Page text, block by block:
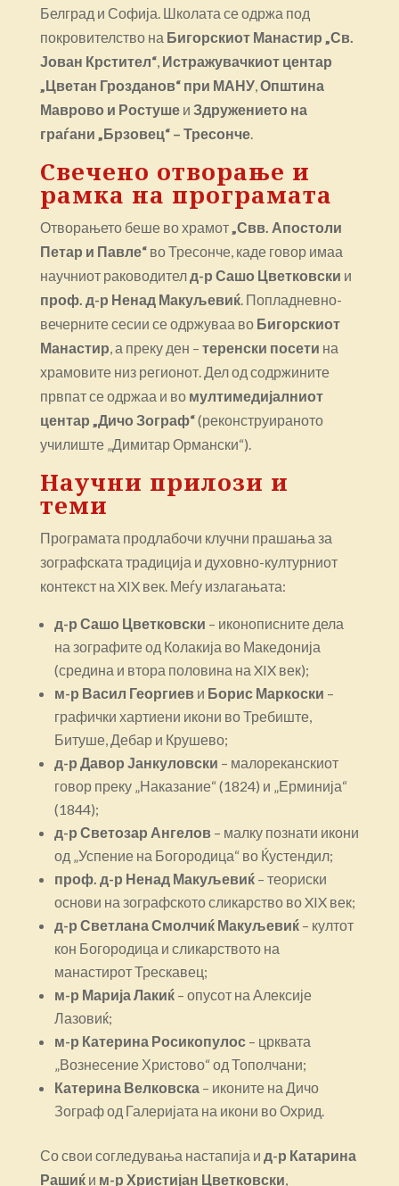
Белград и Софија. Школата се одржа под
покровителство на Бигорскиот Манастир „Св.
Јован Крстител“, Истражувачкиот центар
„Цветан Грозданов“ при МАНУ, Општина
Маврово и Ростушеи Здружението на
граѓани „Брзовец“ – Тресонче.
Свечено отворање и
рамка на програмата
Отворањето беше во храмот „Свв. Апостоли
Петар и Павле“во Тресонче, каде говор имаа
научниот раководител д-р Сашо Цветковски и
проф. д-р Ненад Макуљевиќ. Попладневно-
вечерните сесии се одржуваа во Бигорскиот
Манастир , а преку ден – теренски посети на
храмовите низ регионот. Дел од содржините
првпат се одржаа и во мултимедијалниот
центар „Дичо Зограф“(реконструираното
училиште „Димитар Ормански“).
Научни прилози и
теми
Програмата продлабочи клучни прашања за
зографската традиција и духовно-културниот
контекст на XIX век. Меѓу излагањата:
д-р Сашо Цветковски – иконописните дела
на зографите од Колакија во Македонија
(средина и втора половина на XIX век);
м-р Васил Георгиев и Борис Маркоски –
графички хартиени икони во Требиште,
Битуше, Дебар и Крушево;
д-р Давор Јанкуловски – малореканскиот
говор преку „Наказание“ (1824) и „Ерминија“
(1844);
д-р Светозар Ангелов – малку познати икони
од „Успение на Богородица“ во Ќустендил;
проф. д-р Ненад Макуљевиќ– теориски
основи на зографското сликарство во XIX век;
д-р Светлана Смолчиќ Макуљевиќ– култот
кон Богородица и сликарството на
манастирот Трескавец;
м-р Марија Лакиќ– опусот на Алексије
Лазовиќ;
м-р Катерина Росикопулос– црквата
„Вознесение Христово“ од Тополчани;
Катерина Велковска – иконите на Дичо
Зограф од Галеријата на икони во Охрид.
Со свои согледувања настапија и д-р Катарина
Рашиќи м-р Христијан Цветковски